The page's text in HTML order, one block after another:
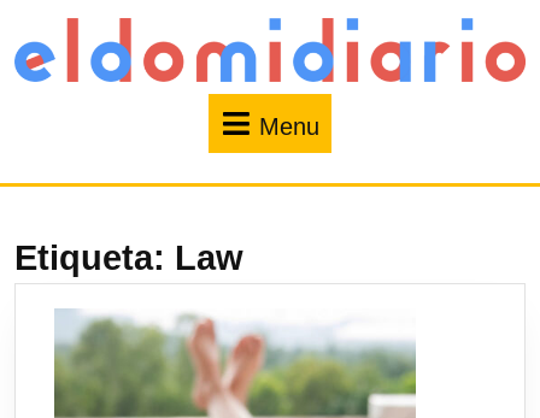
Menu
Etiqueta: Law